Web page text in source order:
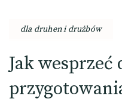
dla druhen i drużbów
Jak